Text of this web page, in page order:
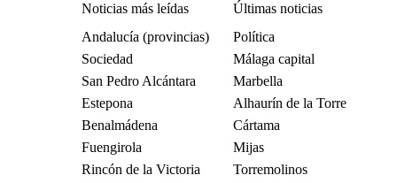
Noticias más leídas
Últimas noticias
Andalucía (provincias)
Política
Sociedad
Málaga capital
San Pedro Alcántara
Marbella
Estepona
Alhaurín de la Torre
Benalmádena
Cártama
Fuengirola
Mijas
Rincón de la Victoria
Torremolinos